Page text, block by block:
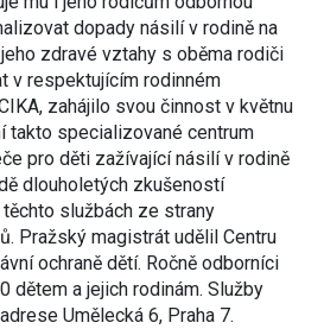
dopady násilí v rodině na
zdravé vztahy s oběma rodiči
v respektujícím rodinném
zahájilo svou činnost v květnu
takto specializované centrum
pro děti zažívající násilí v rodině
dlouholetých zkušeností
službách ze strany
Pražský magistrát udělil Centru
ochraně dětí. Ročně odborníci
dětem a jejich rodinám. Služby
Umělecká 6, Praha 7.